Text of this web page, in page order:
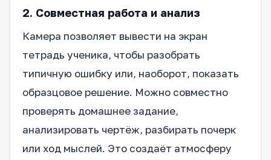
2. Совместная работа и анализ
Камера позволяет вывести на экран
тетрадь ученика, чтобы разобрать
типичную ошибку или, наоборот, показать
образцовое решение. Можно совместно
проверять домашнее задание,
анализировать чертёж, разбирать почерк
или ход мыслей. Это создаёт атмосферу